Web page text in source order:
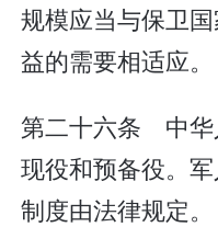
规模应当与保卫
益的需要相适应。
第二十六条 中华
现役和预备役。
制度由法律规定。